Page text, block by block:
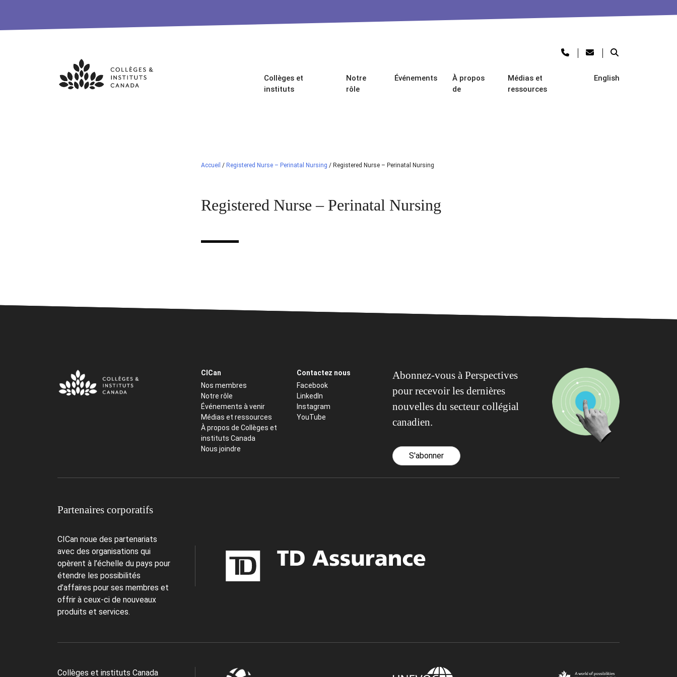
Skip
Collèges et
instituts
Notre
rôle
Événements
À propos
de
Médias et
ressources
English
Accueil / Registered Nurse – Perinatal Nursing / Registered Nurse – Perinatal Nursing
Registered Nurse – Perinatal Nursing
CICan
Nos membres
Notre rôle
Événements à venir
Médias et ressources
À propos de Collèges et
instituts Canada
Nous joindre
Contactez nous
Facebook
LinkedIn
Instagram
YouTube
Abonnez-vous à Perspectives
pour recevoir les dernières
nouvelles du secteur collégial
canadien.
S'abonner
Partenaires corporatifs
CICan noue des partenariats
avec des organisations qui
opèrent à l’échelle du pays pour
étendre les possibilités
d’affaires pour ses membres et
offrir à ceux-ci de nouveaux
produits et services.
Collèges et instituts Canada